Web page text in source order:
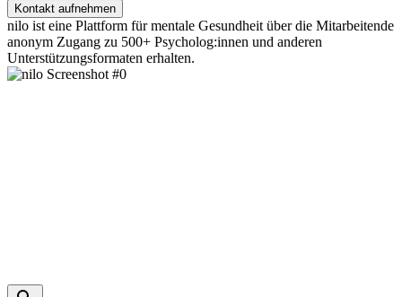
Kontakt aufnehmen
nilo ist eine Plattform für mentale Gesundheit über die Mitarbeitende
anonym Zugang zu 500+ Psycholog:innen und anderen
Unterstützungsformaten erhalten.